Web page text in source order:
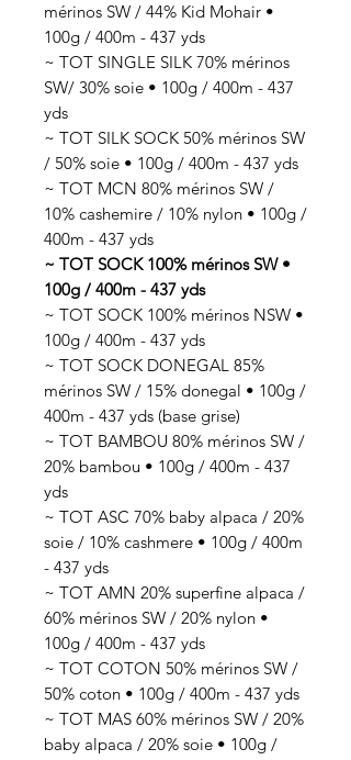
mérinos SW / 44% Kid Mohair •
100g / 400m - 437 yds
~ TOT SINGLE SILK 70% mérinos
SW/ 30% soie • 100g / 400m - 437
yds
~ TOT SILK SOCK 50% mérinos SW
/ 50% soie • 100g / 400m - 437 yds
~ TOT MCN 80% mérinos SW /
10% cashemire / 10% nylon • 100g /
400m - 437 yds
~ TOT SOCK 100% mérinos SW •
100g / 400m - 437 yds
~ TOT SOCK 100% mérinos NSW •
100g / 400m - 437 yds
~ TOT SOCK DONEGAL 85%
mérinos SW / 15% donegal • 100g /
400m - 437 yds (base grise)
~ TOT BAMBOU 80% mérinos SW /
20% bambou • 100g / 400m - 437
yds
~ TOT ASC 70% baby alpaca / 20%
soie / 10% cashmere • 100g / 400m
- 437 yds
~ TOT AMN 20% superfine alpaca /
60% mérinos SW / 20% nylon •
100g / 400m - 437 yds
~ TOT COTON 50% mérinos SW /
50% coton • 100g / 400m - 437 yds
~ TOT MAS 60% mérinos SW / 20%
baby alpaca / 20% soie • 100g /